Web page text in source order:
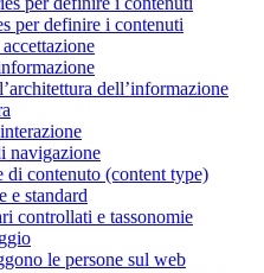
per definire i contenuti
dell’informazione
navigazione
di contenuto (content type)
e standard
controllati e tassonomie
le persone sul web